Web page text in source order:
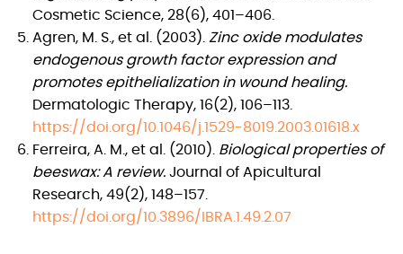
Cosmetic Science, 28(6), 401–406.
Agren, M. S., et al. (2003). Zinc oxide modulates
endogenous growth factor expression and
promotes epithelialization in wound healing.
Dermatologic Therapy, 16(2), 106–113.
https://doi.org/10.1046/j.1529-8019.2003.01618.x
Ferreira, A. M., et al. (2010). Biological properties of
beeswax: A review. Journal of Apicultural
Research, 49(2), 148–157.
https://doi.org/10.3896/IBRA.1.49.2.07